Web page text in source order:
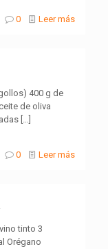
0 Leer más
400 g de
de oliva
[…]
0 Leer más
tinto 3
Orégano